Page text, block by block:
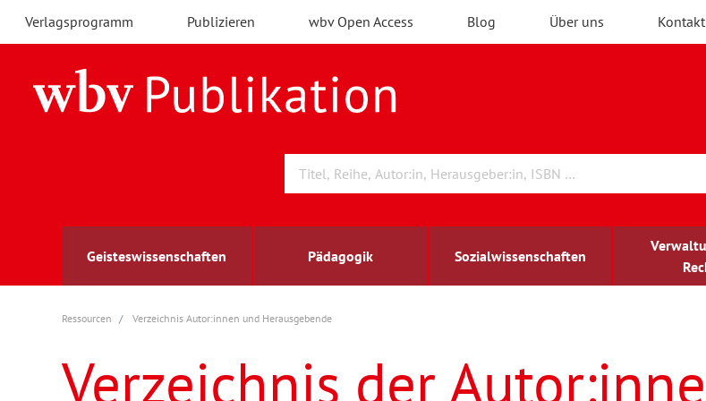
Verlagsprogramm Publizieren wbv Open Access Blog Über uns Kontakt
Geisteswissenschaften Pädagogik Sozialwissenschaften
Archäologie
Berufs- und Wirtschaftspädagogik
Arbeitsmarktforschung
Außenwirtschaft
berufsbildung
Ressourcen Verzeichnis Autor:innen und Herausgebende
Verzeichnis der